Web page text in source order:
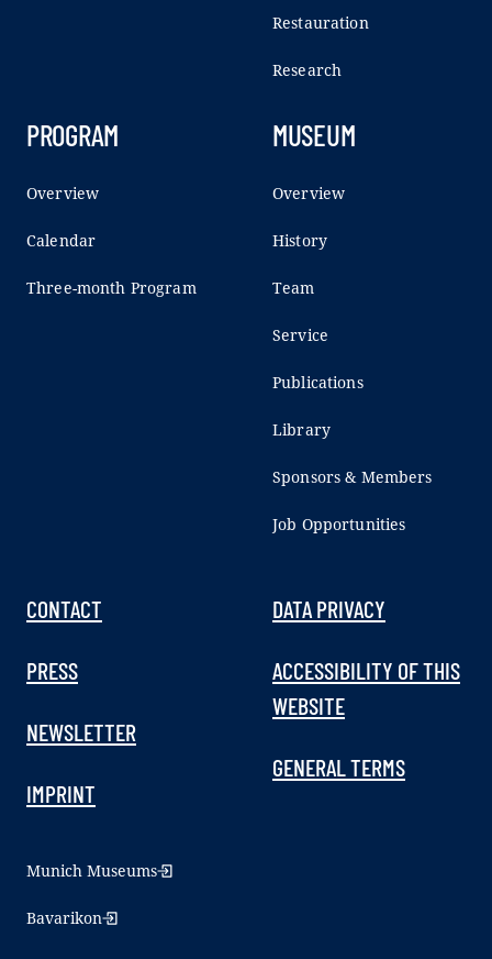
Restauration
Research
PROGRAM
Overview
Calendar
Three-month Program
MUSEUM
Overview
History
Team
Service
Publications
Library
Sponsors & Members
Job Opportunities
CONTACT
PRESS
NEWSLETTER
IMPRINT
DATA PRIVACY
ACCESSIBILITY OF THIS
WEBSITE
GENERAL TERMS
Munich Museums
Bavarikon